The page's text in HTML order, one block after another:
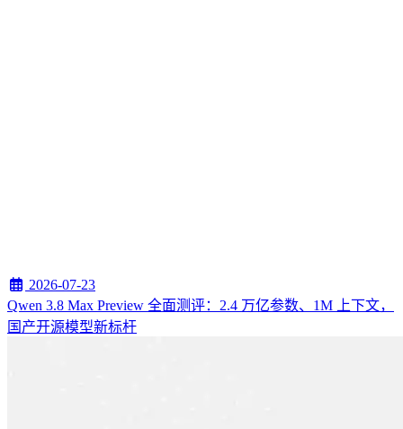
2026-07-23
Qwen 3.8 Max Preview 全面测评：2.4 万亿参数、1M 上下文，
国产开源模型新标杆